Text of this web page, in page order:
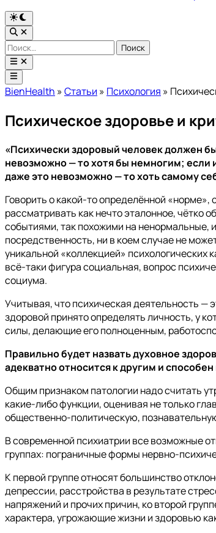
Переключить
на
тёмный
режим
Открыть
поиск
Найти:
Открыть
меню
Главное
меню
BienHealth »Статьи » Психология »
Психическое здоровье и
«Психически здоровый человек должен
невозможно — то хотя бы немногим; если
даже это невозможно — то хоть самому
Говорить о какой-то определённой «норме»,
рассматривать как нечто эталонное, чётко
событиями, так похожими на ненормальные,
посредственность, ни в коем случае не
уникальной «коллекцией» психологических
всё-таки фигура социальная, вопрос
социума.
Учитывая, что психическая деятельность —
здоровой принято определять личность, у
силы, делающие его полноценным,
Правильно будет назвать духовное
адекватно относится к другим и
Общим признаком патологии надо считать
какие-либо функции, оценивая не только
общественно-политическую,
В современной психиатрии все возможные
группах: пограничные формы нервно-
К первой группе относят большинство
депрессии, расстройства в результате
напряжений и прочих причин, ко второй
характера, угрожающие жизни и здоровью